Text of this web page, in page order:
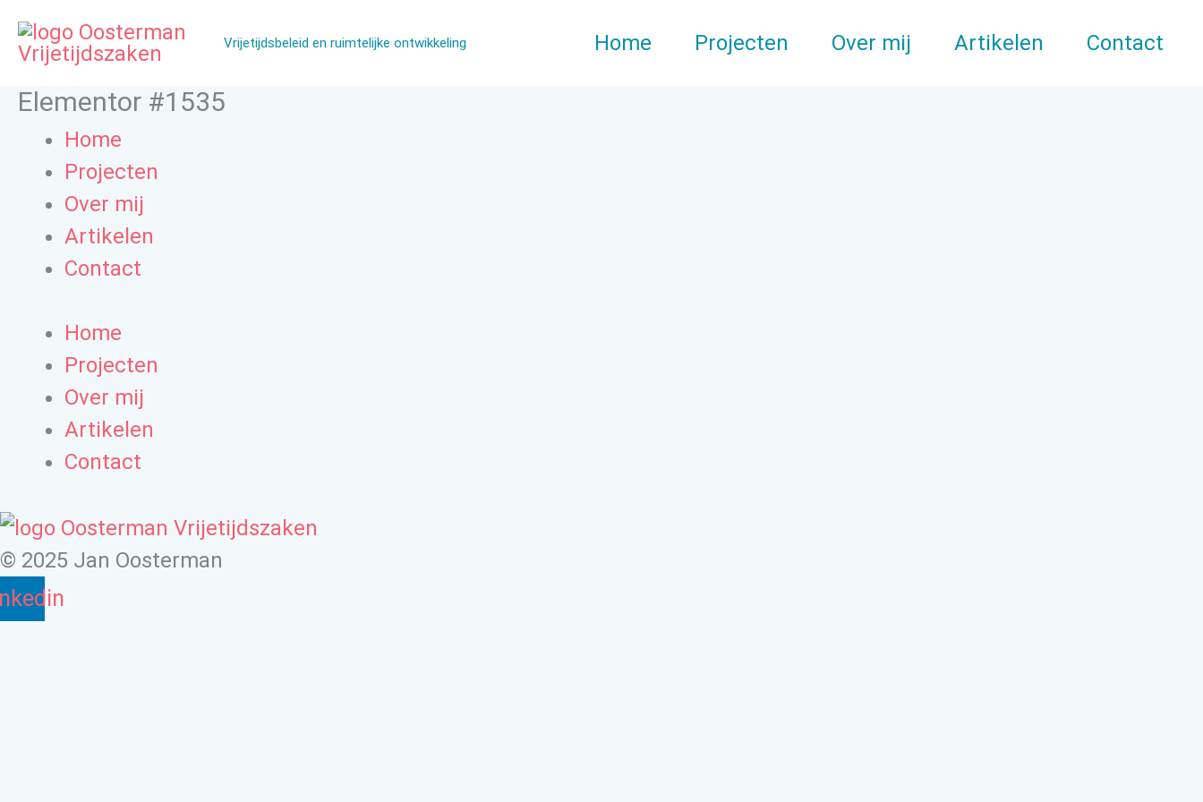
Ga
naar
inhoud
Vrijetijdsbeleid en ruimtelijke ontwikkeling Home Projecten Over mij Artikelen Contact
Elementor #1535
Home
Projecten
Over mij
Artikelen
Contact
Home
Projecten
Over mij
Artikelen
Contact
© 2025 Jan Oosterman